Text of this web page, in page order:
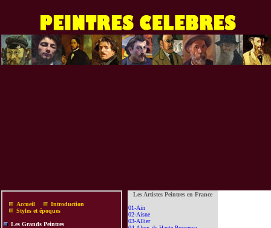
Accueil
Introduction
Styles et époques
Les Grands Peintres
Les Artistes Peintres en France
01-Ain
02-Aisne
03-Allier